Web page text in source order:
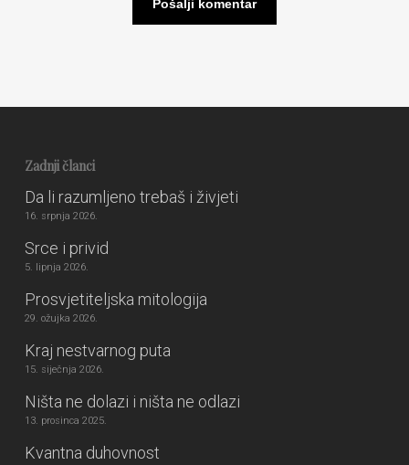
Zadnji članci
Da li razumljeno trebaš i živjeti
16. srpnja 2026.
Srce i privid
5. lipnja 2026.
Prosvjetiteljska mitologija
29. ožujka 2026.
Kraj nestvarnog puta
15. siječnja 2026.
Ništa ne dolazi i ništa ne odlazi
13. prosinca 2025.
Kvantna duhovnost